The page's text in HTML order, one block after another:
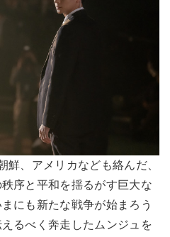
鮮、アメリカなども絡んだ、
序と平和を揺るがす巨大な
にも新たな戦争が始まろう
るべく奔走したムンジュを